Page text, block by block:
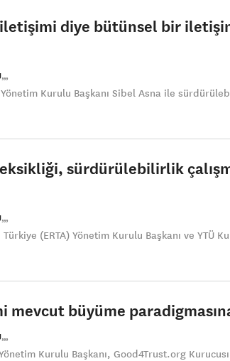
diye bütünsel bir
Kurulu Başkanı Sibel Asna ile
sürdürülebilirlik
(ERTA) Yönetim Kurulu Başkanı ve YTÜ
mevcut büyüme
Kurulu Başkanı, Good4Trust.org Kurucusı